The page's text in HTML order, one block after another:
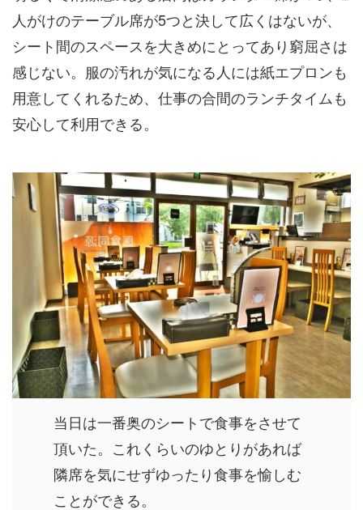
人がけのテーブル席が5つと決して広くはないが、
シート間のスペースを大きめにとってあり窮屈さは
感じない。服の汚れが気になる人には紙エプロンも
用意してくれるため、仕事の合間のランチタイムも
安心して利用できる。
当日は一番奥のシートで食事をさせて
頂いた。これくらいのゆとりがあれば
隣席を気にせずゆったり食事を愉しむ
ことができる。